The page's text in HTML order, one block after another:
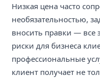
Низкая цена часто
необязательностью,
вносить правки — все
риски для бизнеса
профессиональные
клиент получает не